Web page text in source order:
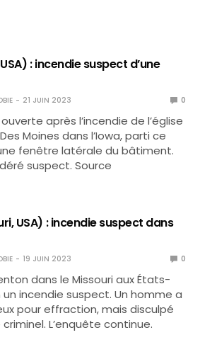
: incendie suspect d’une
21 JUIN 2023 0
après l’incendie de l’église
Moines dans l’Iowa, parti ce
fenêtre latérale du bâtiment.
suspect. Source
USA) : incendie suspect dans
19 JUIN 2023 0
dans le Missouri aux États-
un incendie suspect. Un homme a
pour effraction, mais disculpé
L’enquête continue.